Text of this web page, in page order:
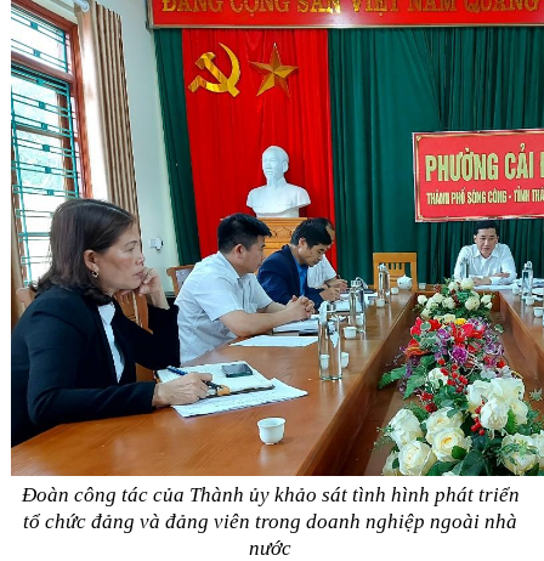
Đoàn công tác của Thành ủy khảo sát tình hình phát triển
tổ chức đảng và đảng viên trong doanh nghiệp ngoài nhà
nước